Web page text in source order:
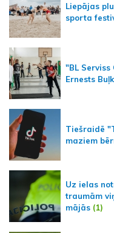
Liepājas
sporta
"BL
Ernests
Tiešraidē
maziem
Uz ielas
traumām
mājās (1)